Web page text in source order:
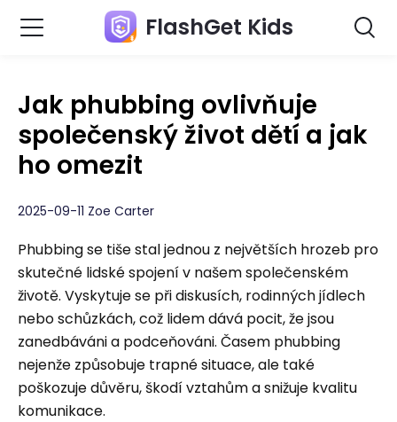
FlashGet Kids
Jak phubbing ovlivňuje
společenský život dětí a jak
ho omezit
2025-09-11 Zoe Carter
Phubbing se tiše stal jednou z největších hrozeb pro
skutečné lidské spojení v našem společenském
životě. Vyskytuje se při diskusích, rodinných jídlech
nebo schůzkách, což lidem dává pocit, že jsou
zanedbáváni a podceňováni. Časem phubbing
nejenže způsobuje trapné situace, ale také
poškozuje důvěru, škodí vztahům a snižuje kvalitu
komunikace.